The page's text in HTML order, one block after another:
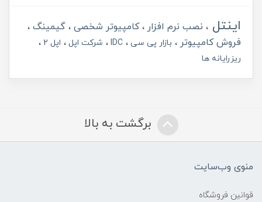
اینتل نصب نرم افزار کامپیوتر شخصی
گیمینگ
فروش کامپیوتر
بازار پی سی IDC شرکت اپل
اپل 2
ریزرایانه ها
برگشت به بالا
منوی وب‌سایت
قوانین فروشگاه